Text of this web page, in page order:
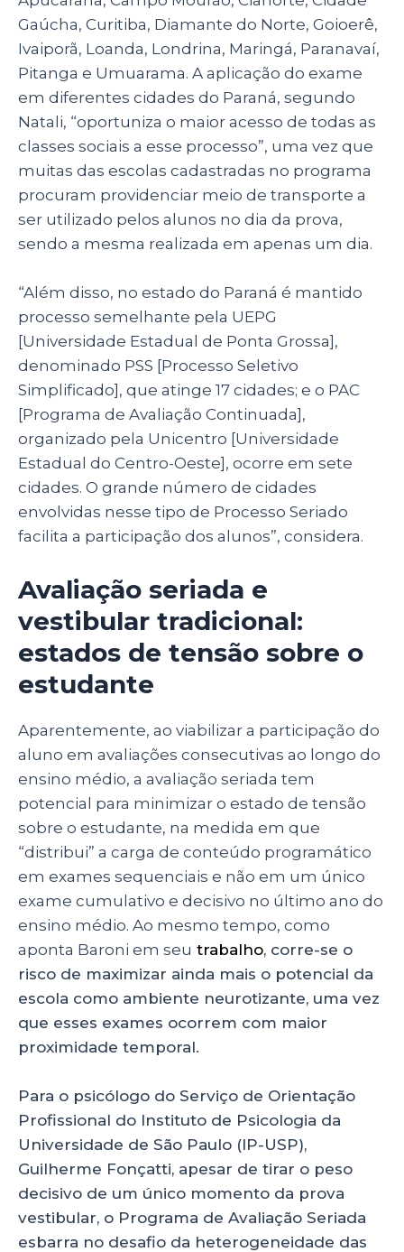
Gaúcha, Curitiba, Diamante do Norte, Goioerê,
Ivaiporã, Loanda, Londrina, Maringá, Paranavaí,
Pitanga e Umuarama. A aplicação do exame
em diferentes cidades do Paraná, segundo
Natali, “oportuniza o maior acesso de todas as
classes sociais a esse processo”, uma vez que
muitas das escolas cadastradas no programa
procuram providenciar meio de transporte a
ser utilizado pelos alunos no dia da prova,
sendo a mesma realizada em apenas um dia.
“Além disso, no estado do Paraná é mantido
processo semelhante pela UEPG
[Universidade Estadual de Ponta Grossa],
denominado PSS [Processo Seletivo
Simplificado] , que atinge 17 cidades; e o PAC
[Programa de Avaliação Continuada],
organizado pela Unicentro [Universidade
Estadual do Centro-Oeste], ocorre em sete
cidades. O grande número de cidades
envolvidas nesse tipo de Processo Seriado
facilita a participação dos alunos”, considera.
Avaliação seriada e
vestibular tradicional:
estados de tensão sobre o
estudante
Aparentemente, ao viabilizar a participação do
aluno em avaliações consecutivas ao longo do
ensino médio, a avaliação seriada tem
potencial para minimizar o estado de tensão
sobre o estudante, na medida em que
“distribui” a carga de conteúdo programático
em exames sequenciais e não em um único
exame cumulativo e decisivo no último ano do
ensino médio. Ao mesmo tempo, como
aponta Baroni em seu trabalho, corre-se o
risco de maximizar ainda mais o potencial da
escola como ambiente neurotizante, uma vez
que esses exames ocorrem com maior
proximidade temporal.
Para o psicólogo do Serviço de Orientação
Profissional do Instituto de Psicologia da
Universidade de São Paulo (IP-USP),
Guilherme Fonçatti, apesar de tirar o peso
decisivo de um único momento da prova
vestibular, o Programa de Avaliação Seriada
esbarra no desafio da heterogeneidade das